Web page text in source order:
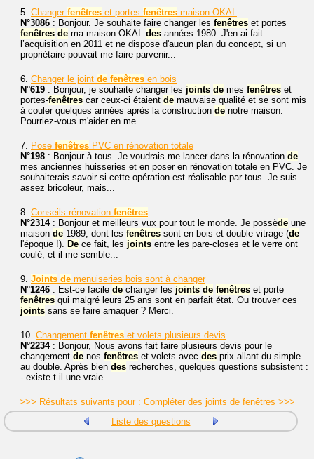
5. Changer fenêtres et portes fenêtres maison OKAL
N°3086 : Bonjour. Je souhaite faire changer les fenêtres et portes
fenêtres de ma maison OKAL des années 1980. J'en ai fait
l’acquisition en 2011 et ne dispose d'aucun plan du concept, si un
propriétaire pouvait me faire parvenir...
6. Changer le joint de fenêtres en bois
N°619 : Bonjour, je souhaite changer les joints de mes fenêtres et
portes-fenêtres car ceux-ci étaient de mauvaise qualité et se sont mis
à couler quelques années après la construction de notre maison.
Pourriez-vous m'aider en me...
7. Pose fenêtres PVC en rénovation totale
N°198 : Bonjour à tous. Je voudrais me lancer dans la rénovation de
mes anciennes huisseries et en poser en rénovation totale en PVC. Je
souhaiterais savoir si cette opération est réalisable par tous. Je suis
assez bricoleur, mais...
8. Conseils rénovation fenêtres
N°2314: Bonjour et meilleurs vux pour tout le monde. Je possède une
maison de 1989, dont les fenêtres sont en bois et double vitrage (de
l'époque !).
De ce fait, les joints entre les pare-closes et le verre ont
coulé, et il me semble...
9. Joints de menuiseries bois sont à changer
N°1246 : Est-ce facile de changer les joints de fenêtres et porte
fenêtres qui malgré leurs 25 ans sont en parfait état. Ou trouver ces
joints sans se faire arnaquer ? Merci.
10. Changement fenêtres et volets plusieurs devis
N°2234: Bonjour, Nous avons fait faire plusieurs devis pour le
changement de nos fenêtres et volets avec des prix allant du simple
au double. Après bien des recherches, quelques questions subsistent :
- existe-t-il une vraie...
>>> Résultats suivants pour : Compléter des joints de fenêtres >>>
Liste des questions